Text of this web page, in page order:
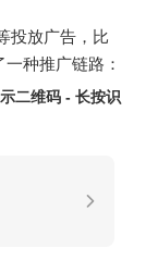
投放广告，比
种推广链路：
二维码 - 长按识